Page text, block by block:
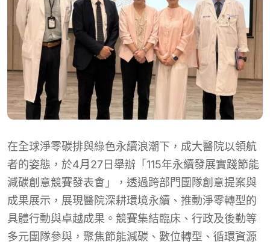
在全球淨零碳排與綠色永續浪潮下，成大醫院以領航
者的姿態，於4月27日舉辦「115年永續發展實踐節能
減碳創意競賽發表會」，透過跨部門團隊創意提案與
成果展示，展現醫院深耕環境永續、推動淨零轉型的
具體行動與卓越成果。競賽集結臨床、行政及後勤等
多元團隊參與，聚焦節能減碳、數位轉型、循環資源